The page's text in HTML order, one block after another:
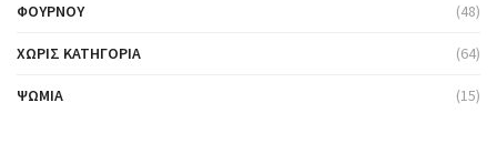
ΦΟΎΡΝΟΥ (48)
ΧΩΡΊΣ ΚΑΤΗΓΟΡΊΑ (64)
ΨΩΜΙΆ (15)